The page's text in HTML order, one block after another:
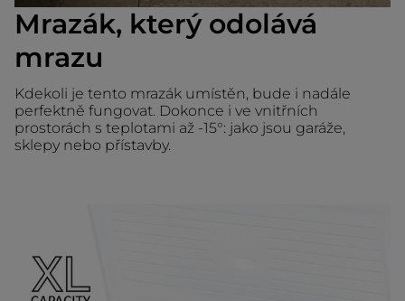
Mrazák, který odolává
mrazu
Kdekoli je tento mrazák umístěn, bude i nadále
perfektně fungovat. Dokonce i ve vnitřních
prostorách s teplotami až -15°: jako jsou garáže,
sklepy nebo přístavby.